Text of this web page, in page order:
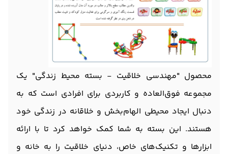
محصول "مهندسی خلاقیت - بسته محیط زندگی" یک
مجموعه فوق‌العاده و کاربردی برای افرادی است که به
دنبال ایجاد محیطی الهام‌بخش و خلاقانه در زندگی خود
هستند. این بسته به شما کمک خواهد کرد تا با ارائه
ابزارها و تکنیک‌های خاص، دنیای خلاقیت را به خانه و